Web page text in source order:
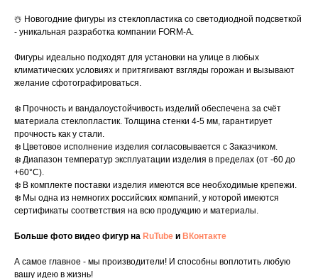
☃️ Новогодние фигуры из стеклопластика со светодиодной подсветкой
- уникальная разработка компании FORM-A.
Фигуры идеально подходят для установки на улице в любых
климатических условиях и притягивают взгляды горожан и вызывают
желание сфотографироваться.
❄️ Прочность и вандалоустойчивость изделий обеспечена за счёт
материала стеклопластик. Толщина стенки 4-5 мм, гарантирует
прочность как у стали.
❄️ Цветовое исполнение изделия согласовывается с Заказчиком.
❄️ Диапазон температур эксплуатации изделия в пределах (от -60 до
+60°C).
❄️ В комплекте поставки изделия имеются все необходимые крепежи.
❄️ Мы одна из немногих российских компаний, у которой имеются
сертификаты соответствия на всю продукцию и материалы.
Больше фото видео фигур на RuTube и ВКонтакте
А самое главное - мы производители! И способны воплотить любую
вашу идею в жизнь!